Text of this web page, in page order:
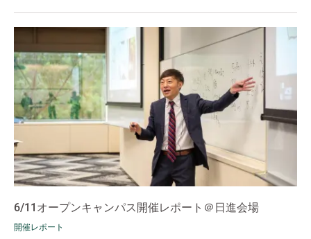
6/11オープンキャンパス開催レポート＠日進会場
開催レポート